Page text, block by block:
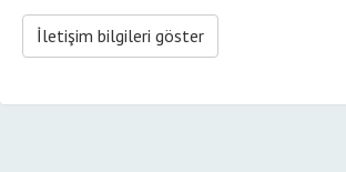
İletişim bilgileri göster